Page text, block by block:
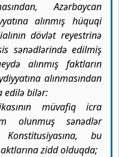
Azərbaycan
alınmış hüquqi
dövlət reyestrinə
sənədlərində edilmiş
alınmış faktların
alınmasından
edilə bilər:
müvafiq icra
olunmuş sənədlər
Konstitusiyasına, bu
zidd olduqda;